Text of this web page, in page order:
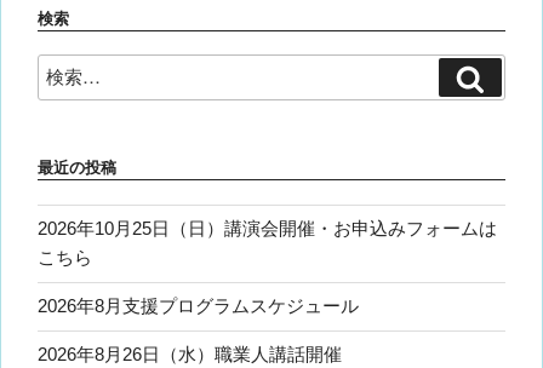
検索
検
索:
最近の投稿
2026年10月25日（日）講演会開催・お申込みフォームは
こちら
2026年8月支援プログラムスケジュール
2026年8月26日（水）職業人講話開催